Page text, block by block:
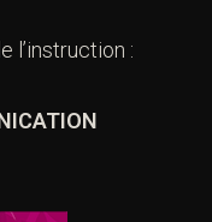
l’instruction :